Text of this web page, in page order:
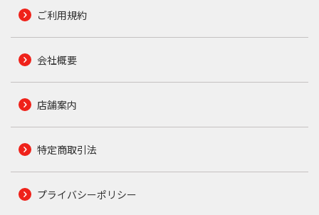
ご利用規約
会社概要
店舗案内
特定商取引法
プライバシーポリシー